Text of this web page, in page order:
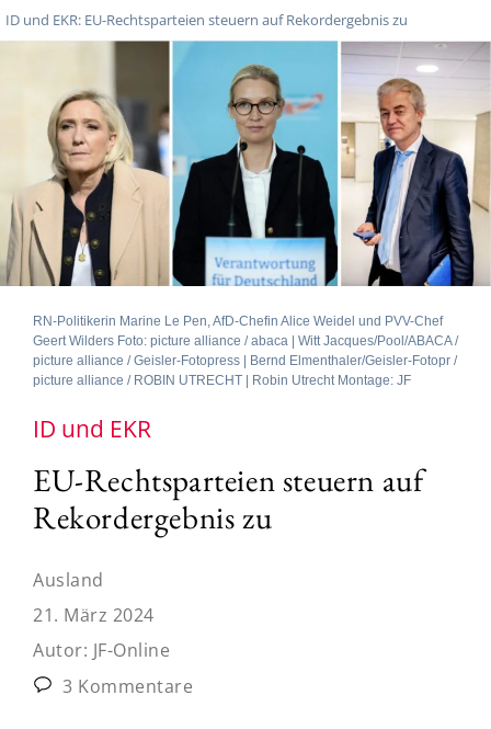
ID und EKR: EU-Rechtsparteien steuern auf Rekordergebnis zu
RN-Politikerin Marine Le Pen, AfD-Chefin Alice Weidel und PVV-Chef
Geert Wilders Foto: picture alliance / abaca | Witt Jacques/Pool/ABACA /
picture alliance / Geisler-Fotopress | Bernd Elmenthaler/Geisler-Fotopr /
picture alliance / ROBIN UTRECHT | Robin Utrecht Montage: JF
ID und EKR
EU-Rechtsparteien steuern auf
Rekordergebnis zu
Ausland
21. März 2024
Autor: JF-Online
3 Kommentare